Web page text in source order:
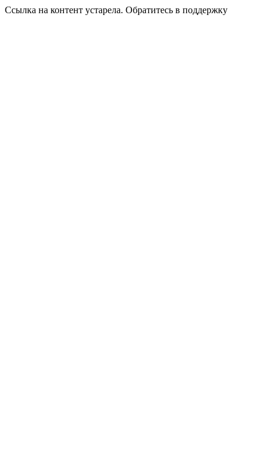
Ссылка на контент устарела. Обратитесь в поддержку